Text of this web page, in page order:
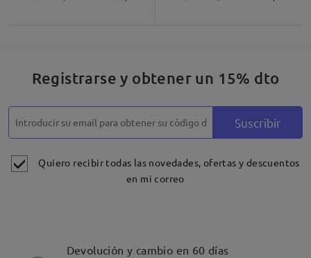
Registrarse y obtener un 15% dto
Suscribir
Quiero recibir todas las novedades, ofertas y descuentos
en mi correo
Devolución y cambio en 60 días